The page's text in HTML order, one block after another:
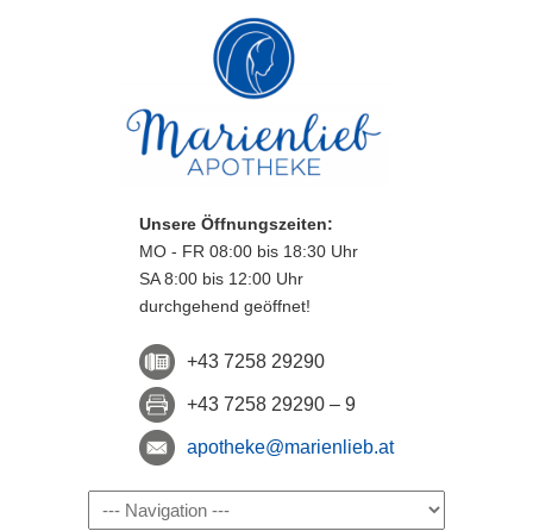
Unsere Öffnungszeiten:
MO - FR 08:00 bis 18:30 Uhr
SA 8:00 bis 12:00 Uhr
durchgehend geöffnet!
+43 7258 29290
+43 7258 29290 – 9
apotheke@marienlieb.at